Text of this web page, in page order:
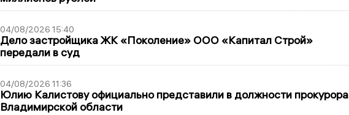
04/08/2026 15:40
Дело застройщика ЖК «Поколение» ООО «Капитал Строй»
передали в суд
04/08/2026 11:36
Юлию Калистову официально представили в должности прокурора
Владимирской области